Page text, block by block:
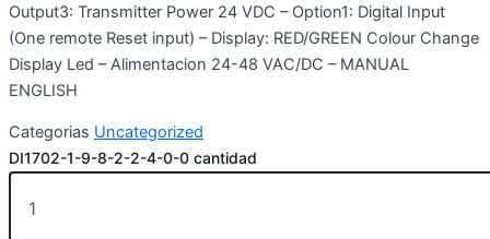
Output3: Transmitter Power 24 VDC – Option1: Digital Input
(One remote Reset input) – Display: RED/GREEN Colour Change
Display Led – Alimentacion 24-48 VAC/DC – MANUAL
ENGLISH
Categorias Uncategorized
DI1702-1-9-8-2-2-4-0-0 cantidad